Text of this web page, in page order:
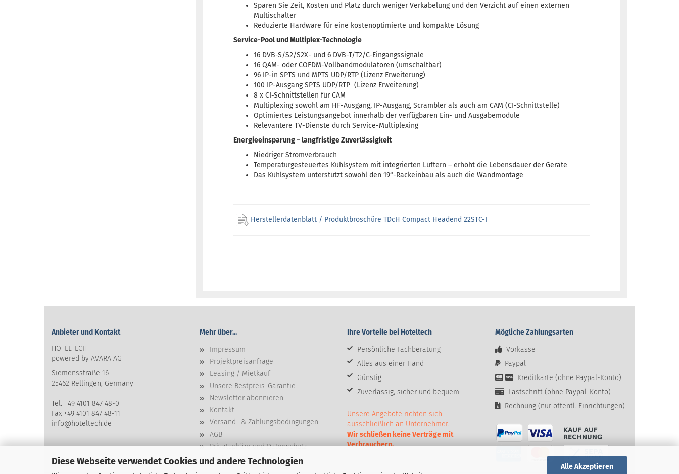
Diese Webseite verwendet Cookies und andere Technologien Alle Akzeptieren
Sparen Sie Zeit, Kosten und Platz durch weniger Verkabelung und den Verzicht auf einen externen
Multischalter
Reduzierte Hardware für eine kostenoptimierte und kompakte Lösung
Service-Pool und Multiplex-Technologie
16 DVB-S/S2/S2X- und 6 DVB-T/T2/C-Eingangssignale
16 QAM- oder COFDM-Vollbandmodulatoren (umschaltbar)
96 IP-in SPTS und MPTS UDP/RTP (Lizenz Erweiterung)
100 IP-Ausgang SPTS UDP/RTP (Lizenz Erweiterung)
8 x CI-Schnittstellen für CAM
Multiplexing sowohl am HF-Ausgang, IP-Ausgang, Scrambler als auch am CAM (CI-Schnittstelle)
Optimiertes Leistungsangebot innerhalb der verfügbaren Ein- und Ausgabemodule
Relevantere TV-Dienste durch Service-Multiplexing
Energieeinsparung – langfristige Zuverlässigkeit
Niedriger Stromverbrauch
Temperaturgesteuertes Kühlsystem mit integrierten Lüftern – erhöht die Lebensdauer der Geräte
Das Kühlsystem unterstützt sowohl den 19“-Rackeinbau als auch die Wandmontage
Herstellerdatenblatt / Produktbroschüre TDcH Compact Headend 22STC-I
Anbieter und Kontakt
HOTELTECH
powered by AVARA AG
Siemensstraße 16
25462 Rellingen, Germany
Tel. +49 4101 847 48-0
Fax +49 4101 847 48-11
info@hoteltech.de
Mehr über...
Impressum
Projektpreisanfrage
Leasing / Mietkauf
Unsere Bestpreis-Garantie
Newsletter abonnieren
Kontakt
Versand- & Zahlungsbedingungen
AGB
Privatsphäre und Datenschutz
Cookie Einstellungen
Ihre Vorteile bei Hoteltech
Persönliche Fachberatung
Alles aus einer Hand
Günstig
Zuverlässig, sicher und bequem
Unsere Angebote richten sich
ausschließlich an Unternehmer.
Wir schließen keine Verträge mit
Verbrauchern.
Mögliche Zahlungsarten
Vorkasse
Paypal
Kreditkarte (ohne Paypal-Konto)
Lastschrift (ohne Paypal-Konto)
Rechnung (nur öffentl. Einrichtungen)